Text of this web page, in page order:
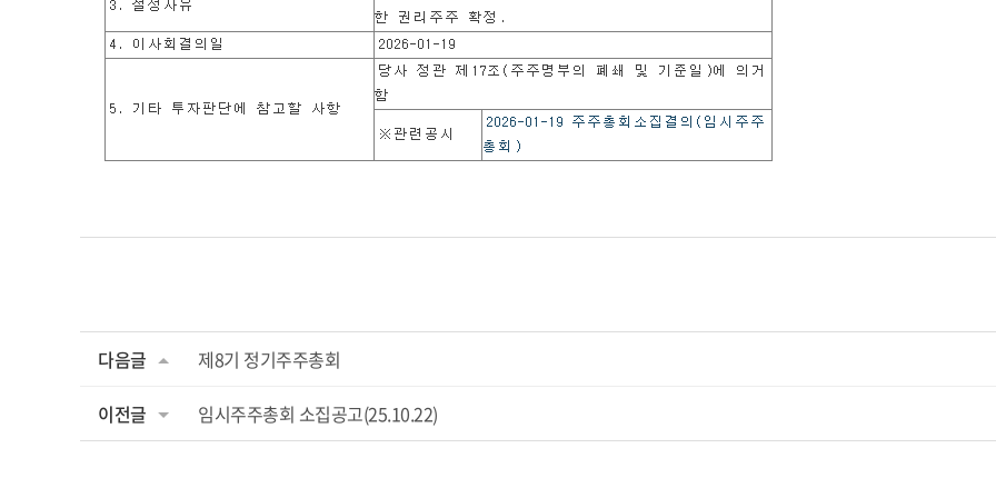
다음글 제8기 정기주주총회
이전글 임시주주총회 소집공고(25.10.22)